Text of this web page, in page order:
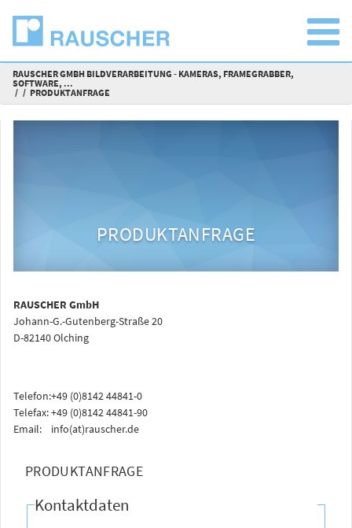
RAUSCHER GMBH BILDVERARBEITUNG - KAMERAS, FRAMEGRABBER,
SOFTWARE, ...
PRODUKTANFRAGE
PRODUKTANFRAGE
RAUSCHER GmbH
Johann-G.-Gutenberg-Straße 20
D-82140 Olching
Telefon:+49 (0)8142 44841-0
Telefax:+49 (0)8142 44841-90
Email:
info(at)rauscher.de
PRODUKTANFRAGE
Kontaktdaten